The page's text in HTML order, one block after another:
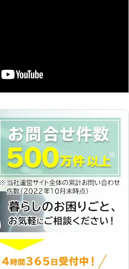
ね。できるだけ早く家具を使える状態
にしたいという気持ちにお応えできる
よう、夜も21時まで対応しているので
拠点を構える業者です。家具組立の際
にもしっかりお見積もりをしてから組
立に入りますので、ご安心してお任せ
くださいませ。お気軽にご相談くださ
いませ。